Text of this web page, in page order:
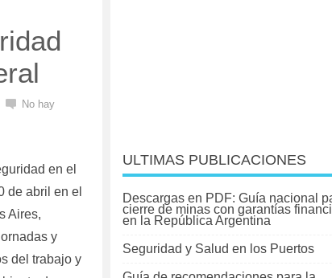
No hay
en el
de abril en el
Aires,
y
del trabajo y
ULTIMAS PUBLICACIONES
Descargas en PDF: Guía nacional
cierre de minas con garantías
en la República Argentina
Seguridad y Salud en los Puertos